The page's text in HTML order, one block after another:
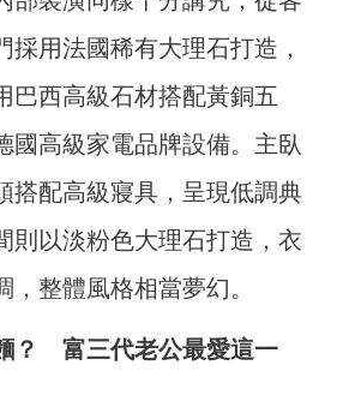
採用法國稀有大理石打造，
巴西高級石材搭配黃銅五
國高級家電品牌設備。主臥
搭配高級寢具，呈現低調典
則以淡粉色大理石打造，衣
，整體風格相當夢幻。
？ 富三代老公最愛這一